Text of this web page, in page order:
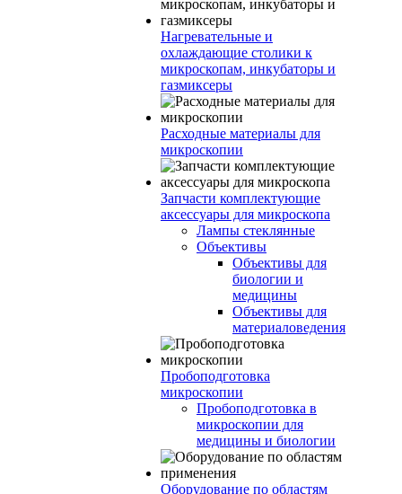
Нагревательные и
охлаждающие столики к
микроскопам, инкубаторы и
газмиксеры
Расходные материалы для
микроскопии
Запчасти комплектующие
аксессуары для микроскопа
Лампы стеклянные
Объективы
Объективы для
биологии и
медицины
Объективы для
материаловедения
Пробоподготовка
микроскопии
Пробоподготовка в
микроскопии для
медицины и биологии
Оборудование по областям